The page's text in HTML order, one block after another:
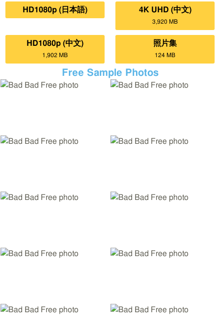
HD1080p (日本語) 4K UHD (中文)
3,920 MB
HD1080p (中文)
1,902 MB
照片集
124 MB
Free Sample Photos